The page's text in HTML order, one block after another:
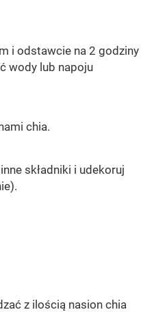
i odstawcie na 2 godziny
wody lub napoju
chia.
składniki i udekoruj
z ilością nasion chia